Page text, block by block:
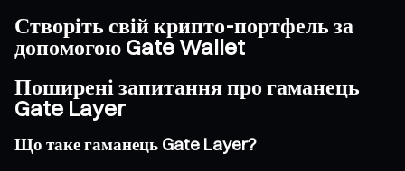
Створіть свій крипто-портфель за
допомогою Gate Wallet
Поширені запитання про гаманець
Gate Layer
Що таке гаманець Gate Layer?